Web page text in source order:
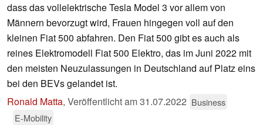
dass das vollelektrische Tesla Model 3 vor allem von
Männern bevorzugt wird, Frauen hingegen voll auf den
kleinen Fiat 500 abfahren. Den Fiat 500 gibt es auch als
reines Elektromodell Fiat 500 Elektro, das im Juni 2022 mit
den meisten Neuzulassungen in Deutschland auf Platz eins
bei den BEVs gelandet ist.
Ronald Matta, Veröffentlicht am31.07.2022 Business
E-Mobility